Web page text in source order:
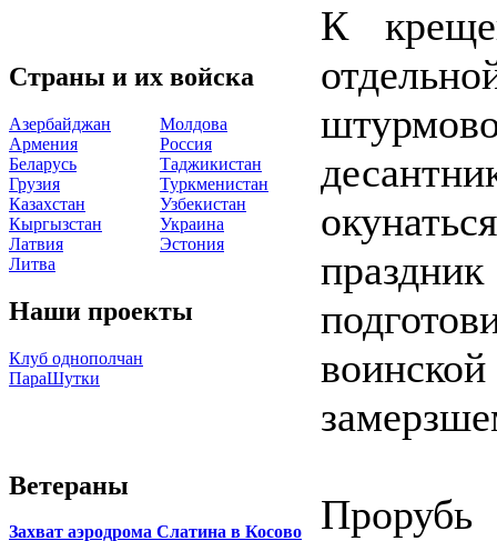
Страны и их войска
Азербайджан
Армения
Беларусь
Грузия
Казахстан
Кыргызстан
Латвия
Литва
Молдова
Россия
Таджикистан
Туркменистан
Узбекистан
Украина
Эстония
Наши проекты
Клуб однополчан
ПараШутки
Ветераны
Захват аэродрома Слатина в Косово
К